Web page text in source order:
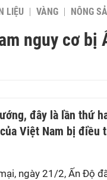
LIỆU VÀNG NÔNG
nguy cơ bị
đây là lần thứ
Việt Nam bị điều
ngày 21/2, Ấn Độ